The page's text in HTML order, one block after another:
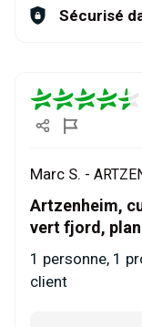
Sécurisé
Marc S. -
Artzenheim,
vert fjord,
1 personne, 1
client